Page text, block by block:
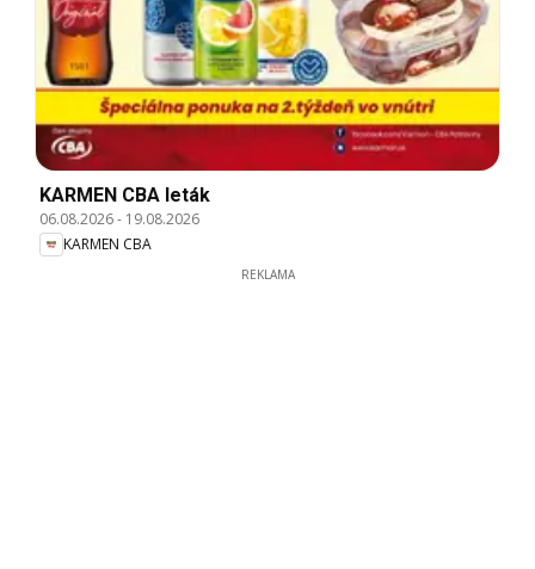
KARMEN CBA leták
06.08.2026- 19.08.2026
KARMEN CBA
REKLAMA